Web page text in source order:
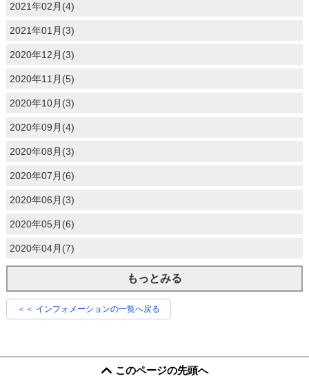
2021年02月(4)
2021年01月(3)
2020年12月(3)
2020年11月(5)
2020年10月(3)
2020年09月(4)
2020年08月(3)
2020年07月(6)
2020年06月(3)
2020年05月(6)
2020年04月(7)
もっとみる
＜＜ インフォメーションの一覧へ戻る
このページの先頭へ